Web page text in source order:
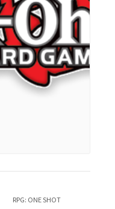
RPG: ONE SHOT